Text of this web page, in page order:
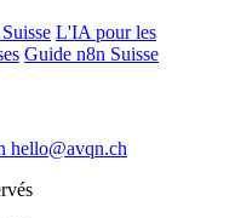
L'IA pour les
Guide n8n Suisse
hello@avqn.ch